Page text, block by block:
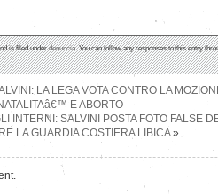
is filed underdenuncia. You can follow any responses to this entry
LA LEGA VOTA CONTRO LA
E ABORTO
INTERNI: SALVINI POSTA FOTO FALSE
LA GUARDIA COSTIERA LIBICA»